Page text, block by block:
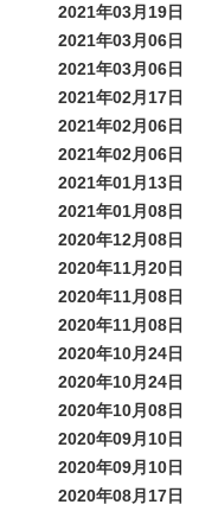
2021年03月19日
2021年03月06日
2021年03月06日
2021年02月17日
2021年02月06日
2021年02月06日
2021年01月13日
2021年01月08日
2020年12月08日
2020年11月20日
2020年11月08日
2020年11月08日
2020年10月24日
2020年10月24日
2020年10月08日
2020年09月10日
2020年09月10日
2020年08月17日